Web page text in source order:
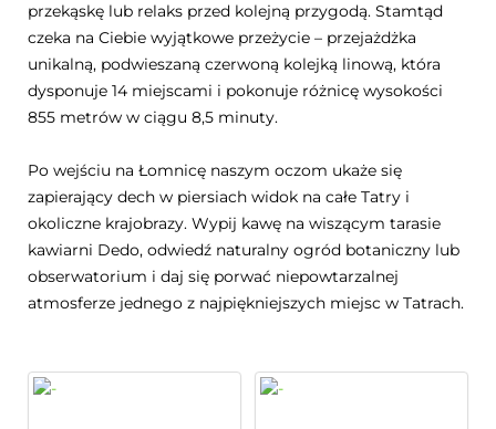
przekąskę lub relaks przed kolejną przygodą. Stamtąd
czeka na Ciebie wyjątkowe przeżycie – przejażdżka
unikalną, podwieszaną czerwoną kolejką linową, która
dysponuje 14 miejscami i pokonuje różnicę wysokości
855 metrów w ciągu 8,5 minuty.
Po wejściu na Łomnicę naszym oczom ukaże się
zapierający dech w piersiach widok na całe Tatry i
okoliczne krajobrazy. Wypij kawę na wiszącym tarasie
kawiarni Dedo, odwiedź naturalny ogród botaniczny lub
obserwatorium i daj się porwać niepowtarzalnej
atmosferze jednego z najpiękniejszych miejsc w Tatrach.